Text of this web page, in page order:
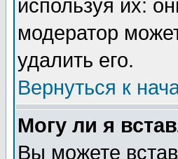
используя их:
модератор
удалить его.
Вернуться к
Могу ли я
Вы можете